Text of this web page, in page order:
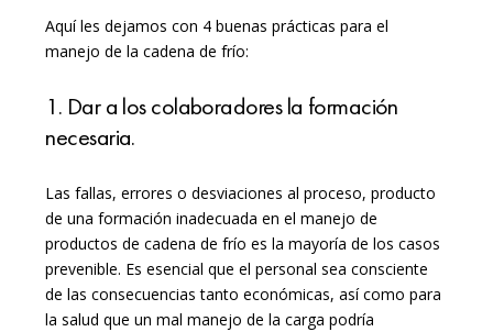
Aquí les dejamos con 4 buenas prácticas para el
manejo de la cadena de frío:
1. Dar a los colaboradores la formación
necesaria.
Las fallas, errores o desviaciones al proceso, producto
de una formación inadecuada en el manejo de
productos de cadena de frío es la mayoría de los casos
prevenible. Es esencial que el personal sea consciente
de las consecuencias tanto económicas, así como para
la salud que un mal manejo de la carga podría